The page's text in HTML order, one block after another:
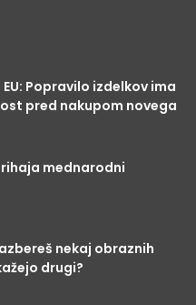
Popravilo izdelkov ima
pred nakupom novega
mednarodni
nekaj obraznih
drugi?